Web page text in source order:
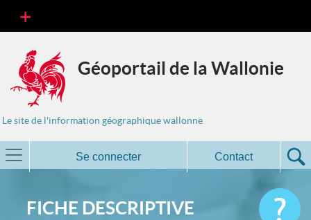
Géoportail de la Wallonie
Le site de l'information géographique wallonne
Se connecter Contact
FICHE DESCRIPTIVE